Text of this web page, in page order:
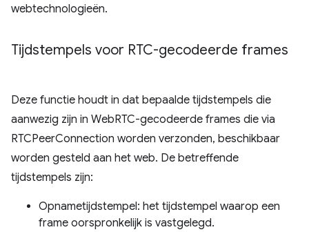
webtechnologieën.
Tijdstempels voor RTC-gecodeerde frames
Deze functie houdt in dat bepaalde tijdstempels die
aanwezig zijn in WebRTC-gecodeerde frames die via
RTCPeerConnection worden verzonden, beschikbaar
worden gesteld aan het web. De betreffende
tijdstempels zijn:
Opnametijdstempel: het tijdstempel waarop een
frame oorspronkelijk is vastgelegd.